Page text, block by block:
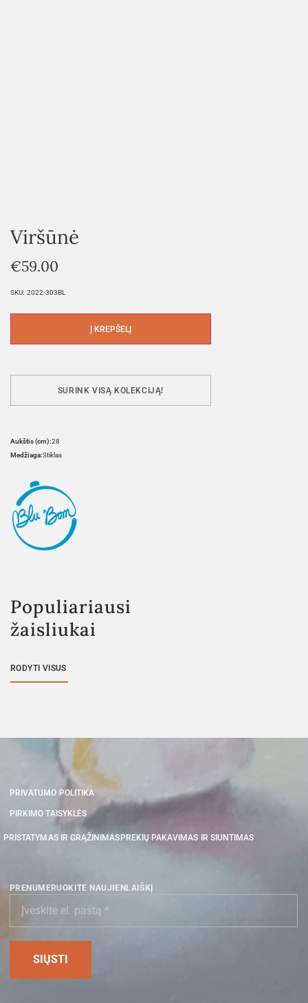
Viršūnė
€59.00
SKU: 2022-303BL
Į KREPŠELĮ
SURINK VISĄ KOLEKCIJĄ!
Aukštis (cm):28
Medžiaga:Stiklas
Populiariausi
žaisliukai
RODYTI VISUS
PRIVATUMO POLITIKA
PIRKIMO TAISYKLĖS
PRISTATYMAS IR GRĄŽINIMASPREKIŲ PAKAVIMAS IR SIUNTIMAS
PRENUMERUOKITE NAUJIENLAIŠKĮ